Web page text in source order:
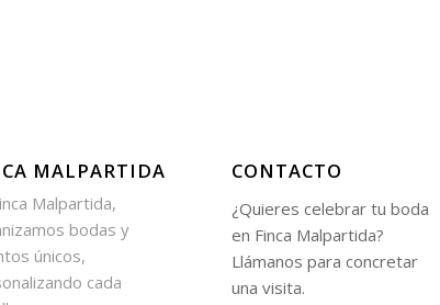
MALPARTIDA
Malpartida,
bodas y
únicos,
cada
CONTACTO
¿Quieres celebrar tu boda
en Finca Malpartida?
Llámanos para concretar
una visita.